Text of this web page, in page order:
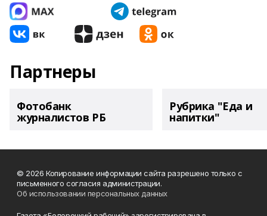
Партнеры
Фотобанк
журналистов РБ
Рубрика "Еда и
напитки"
© 2026 Копирование информации сайта разрешено только с
письменного согласия администрации.
Об использовании персональных данных